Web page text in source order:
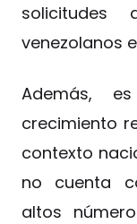
solicitudes
venezolanos
Además,
crecimiento
contexto
no cuenta
altos